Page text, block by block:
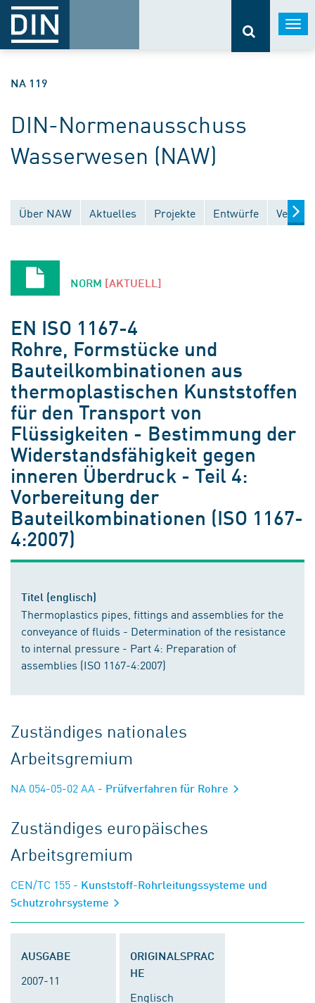
NA 119
DIN-Normenausschuss
Wasserwesen (NAW)
Über NAW Aktuelles Projekte Entwürfe
NORM [AKTUELL]
EN ISO 1167-4
Rohre, Formstücke und
Bauteilkombinationen aus
thermoplastischen Kunststoffen
für den Transport von
Flüssigkeiten - Bestimmung der
Widerstandsfähigkeit gegen
inneren Überdruck - Teil 4:
Vorbereitung der
Bauteilkombinationen (ISO 1167-
4:2007)
Titel (englisch)
Thermoplastics pipes, fittings and assemblies for the
conveyance of fluids - Determination of the resistance
to internal pressure - Part 4: Preparation of
assemblies (ISO 1167-4:2007)
Zuständiges nationales
Arbeitsgremium
NA 054-05-02 AA - Prüfverfahren für Rohre
Zuständiges europäisches
Arbeitsgremium
CEN/TC 155 - Kunststoff-Rohrleitungssysteme und
Schutzrohrsysteme
AUSGABE
2007-11
ORIGINALSPRAC
HE
Englisch